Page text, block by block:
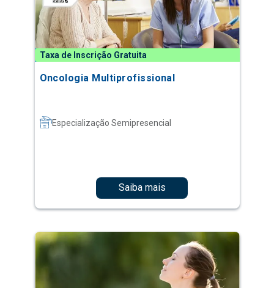
Taxa de Inscrição Gratuita
Oncologia Multiprofissional
Especialização Semipresencial
Saiba mais